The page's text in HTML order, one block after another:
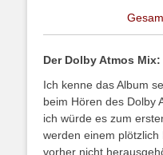
Der Dolby Atmos Mix:
Ich kenne das Album
beim Hören des Dolby
ich würde es zum
werden einem
vorher nicht